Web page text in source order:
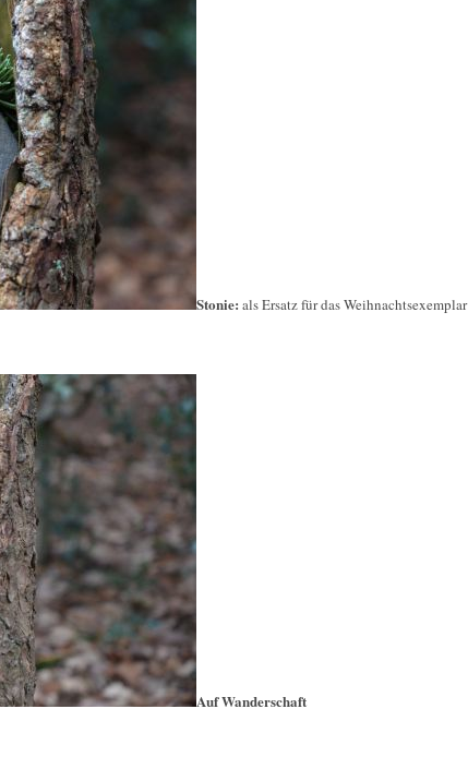
Stonie: als Ersatz für das Weihnachtsexemplar
Auf Wanderschaft